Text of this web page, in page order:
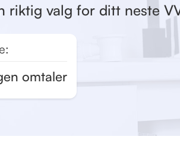
omtaler
riktig valg for ditt neste